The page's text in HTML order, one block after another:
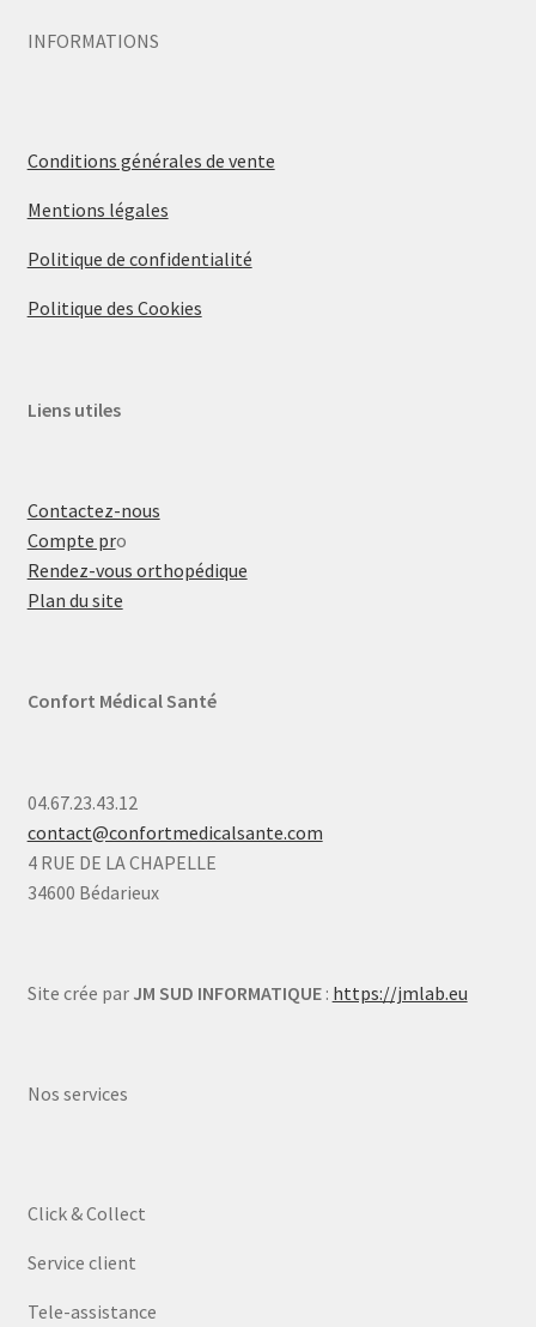
INFORMATIONS
Conditions générales de vente
Mentions légales
Politique de confidentialité
Politique des Cookies
Liens utiles
Contactez-nous
Compte pro
Rendez-vous orthopédique
Plan du site
Confort Médical Santé
04.67.23.43.12
contact@confortmedicalsante.com
4 RUE DE LA CHAPELLE
34600 Bédarieux
Site crée par JM SUD INFORMATIQUE: https://jmlab.eu
Nos services
Click & Collect
Service client
Tele-assistance